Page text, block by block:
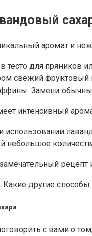
аромат и
для пряников
свежий фруктовый
Замени
интенсивный
использовании
небольшое
замечательный
Какие другие
с вами о